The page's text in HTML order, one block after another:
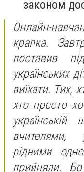
законом
Онлайн-
крапка.
поставив
українських
виїхати. Тих,
хто просто
рідними
прийняли.